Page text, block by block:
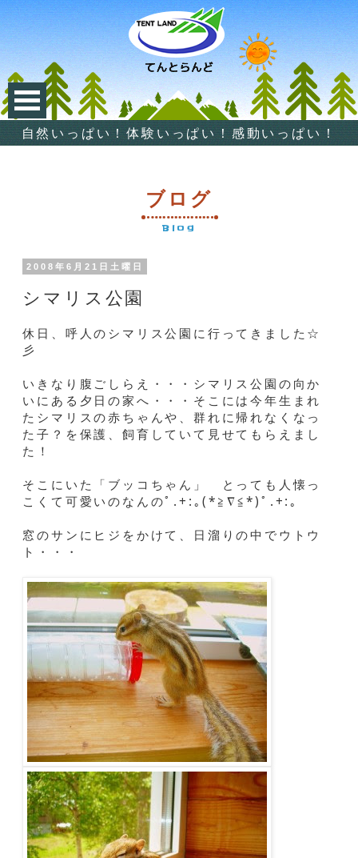
自然いっぱい！体験いっぱい！感動いっぱい！
ブログ
Blog
2008年6月21日土曜日
シマリス公園
休日、呼人のシマリス公園に行ってきました☆
彡
いきなり腹ごしらえ・・・シマリス公園の向か
いにある夕日の家へ・・・そこには今年生まれ
たシマリスの赤ちゃんや、群れに帰れなくなっ
た子？を保護、飼育していて見せてもらえまし
た！
そこにいた「ブッコちゃん」 とっても人懐っ
こくて可愛いのなんのﾟ.+:｡(*≧∇≦*)ﾟ.+:｡
窓のサンにヒジをかけて、日溜りの中でウトウ
ト・・・